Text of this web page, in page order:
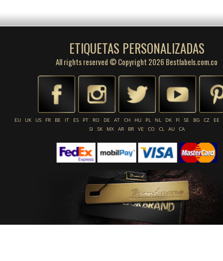
ETIQUETAS PERSONALIZADAS
All rights reserved © Copyright 2026 Bestlabels.com.co
EU UK US FR BE IT ES PT RO DE AT CH HU PL NL DK FI SE BG CZ
EE
SI
SK MX AR BR VE CO CL AU CA